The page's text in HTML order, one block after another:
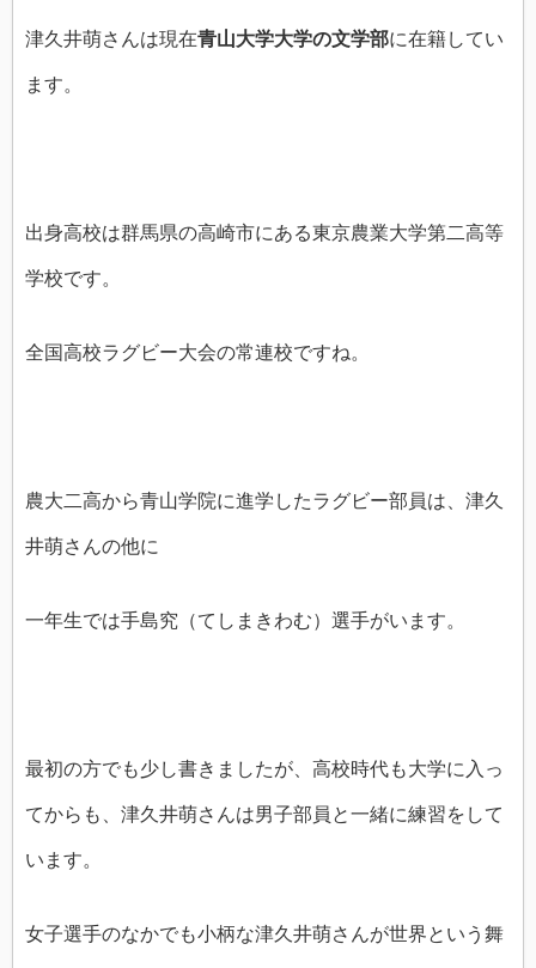
津久井萌さんは現在青山大学大学の文学部に在籍してい
ます。
出身高校は群馬県の高崎市にある東京農業大学第二高等
学校です。
全国高校ラグビー大会の常連校ですね。
農大二高から青山学院に進学したラグビー部員は、津久
井萌さんの他に
一年生では手島究（てしまきわむ）選手がいます。
最初の方でも少し書きましたが、高校時代も大学に入っ
てからも、津久井萌さんは男子部員と一緒に練習をして
います。
女子選手のなかでも小柄な津久井萌さんが世界という舞